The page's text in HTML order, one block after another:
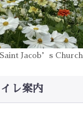
Saint Jacob’s Church
レ案内